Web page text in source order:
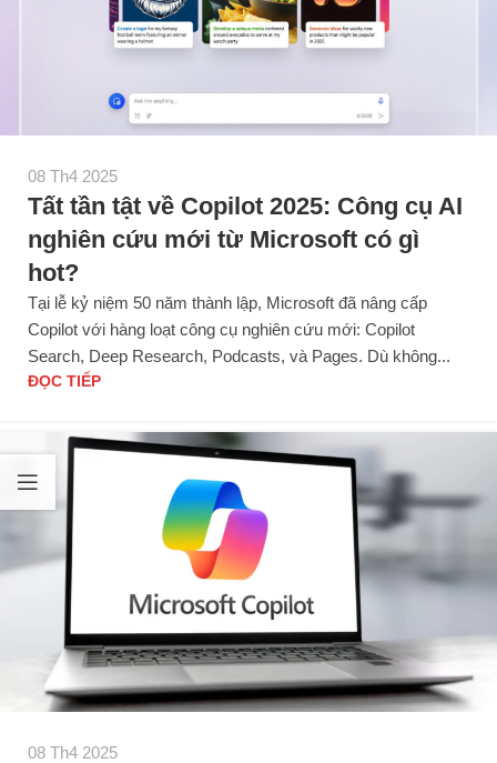
08 Th4 2025
Tất tần tật về Copilot 2025: Công cụ AI
nghiên cứu mới từ Microsoft có gì
hot?
Tại lễ kỷ niệm 50 năm thành lập, Microsoft đã nâng cấp
Copilot với hàng loạt công cụ nghiên cứu mới: Copilot
Search, Deep Research, Podcasts, và Pages. Dù không...
ĐỌC TIẾP
08 Th4 2025